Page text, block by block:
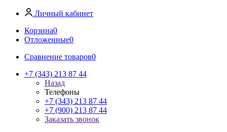
Личный кабинет
Корзина0
Отложенные0
Сравнение товаров0
+7 (343) 213 87 44
Назад
Телефоны
+7 (343) 213 87 44
+7 (900) 213 87 44
Заказать звонок